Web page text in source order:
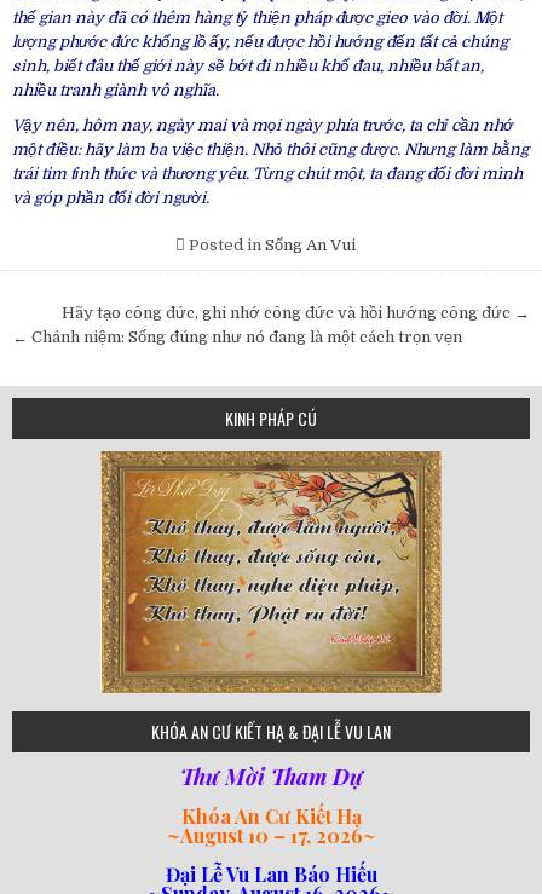
thế gian này đã có thêm hàng tỷ thiện pháp được gieo vào đời. Một
lượng phước đức khổng lồ ấy, nếu được hồi hướng đến tất cả chúng
sinh, biết đâu thế giới này sẽ bớt đi nhiều khổ đau, nhiều bất an,
nhiều tranh giành vô nghĩa.
Vậy nên, hôm nay, ngày mai và mọi ngày phía trước, ta chỉ cần nhớ
một điều: hãy làm ba việc thiện. Nhỏ thôi cũng được. Nhưng làm bằng
trái tim tỉnh thức và thương yêu. Từng chút một, ta đang đổi đời mình
và góp phần đổi đời người.
Posted in Sống An Vui
Post
navigation
Hãy tạo công đức, ghi nhớ công đức và hồi hướng công đức →
← Chánh niệm: Sống đúng như nó đang là một cách trọn vẹn
KINH PHÁP CÚ
75
KHÓA AN CƯ KIẾT HẠ & ĐẠI LỄ VU LAN
Thư Mời Tham Dự
Khóa An Cư Kiết Hạ
~August 10 – 17, 2026~
Đại Lễ Vu Lan Báo Hiếu